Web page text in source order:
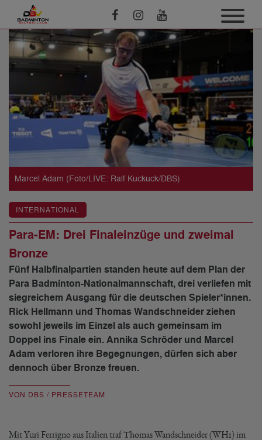
Marcel Adam (Foto/LIVE: Ralf Kuckuck/DBS)
INTERNATIONAL
Para-EM: Drei Finaleinzüge und zweimal
Bronze
Fünf Halbfinalpartien standen heute auf dem Plan der
Para Badminton-Nationalmannschaft, drei verliefen mit
siegreichem Ausgang für die deutschen Spieler*innen.
Rick Hellmann und Thomas Wandschneider ziehen
sowohl jeweils im Einzel als auch gemeinsam im
Doppel ins Finale ein. Annika Schröder und Marcel
Adam verloren ihre Begegnungen, dürfen sich aber
dennoch über Bronze freuen.
VON DBS / PRESSETEAM
Mit Yuri Ferrigno aus Italien traf Thomas Wandschneider (WH1) im